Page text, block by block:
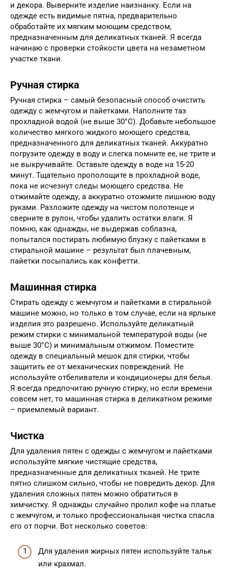
и декора. Выверните изделие наизнанку. Если на
одежде есть видимые пятна, предварительно
обработайте их мягким моющим средством,
предназначенным для деликатных тканей. Я всегда
начинаю с проверки стойкости цвета на незаметном
участке ткани.
Ручная стирка
Ручная стирка – самый безопасный способ очистить
одежду с жемчугом и пайетками. Наполните таз
прохладной водой (не выше 30°C). Добавьте небольшое
количество мягкого жидкого моющего средства,
предназначенного для деликатных тканей. Аккуратно
погрузите одежду в воду и слегка помните ее, не трите и
не выкручивайте. Оставьте одежду в воде на 15-20
минут. Тщательно прополощите в прохладной воде,
пока не исчезнут следы моющего средства. Не
отжимайте одежду, а аккуратно отожмите лишнюю воду
руками. Разложите одежду на чистом полотенце и
сверните в рулон, чтобы удалить остатки влаги. Я
помню, как однажды, не выдержав соблазна,
попытался постирать любимую блузку с пайетками в
стиральной машине – результат был плачевным,
пайетки посыпались как конфетти.
Машинная стирка
Стирать одежду с жемчугом и пайетками в стиральной
машине можно, но только в том случае, если на ярлыке
изделия это разрешено. Используйте деликатный
режим стирки с минимальной температурой воды (не
выше 30°C) и минимальным отжимом. Поместите
одежду в специальный мешок для стирки, чтобы
защитить ее от механических повреждений. Не
используйте отбеливатели и кондиционеры для белья.
Я всегда предпочитаю ручную стирку, но если времени
совсем нет, то машинная стирка в деликатном режиме
– приемлемый вариант.
Чистка
Для удаления пятен с одежды с жемчугом и пайетками
используйте мягкие чистящие средства,
предназначенные для деликатных тканей. Не трите
пятно слишком сильно, чтобы не повредить декор. Для
удаления сложных пятен можно обратиться в
химчистку. Я однажды случайно пролил кофе на платье
с жемчугом, и только профессиональная чистка спасла
его от порчи. Вот несколько советов:
Для удаления жирных пятен используйте тальк
или крахмал.